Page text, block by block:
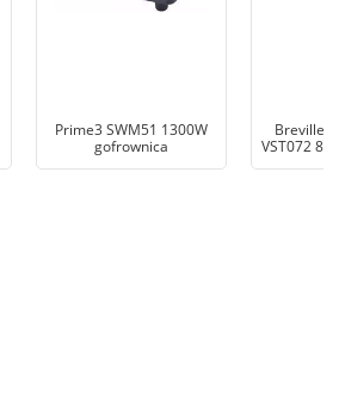
Prime3 SWM51 1300W
gofrownica
Breville
VST072